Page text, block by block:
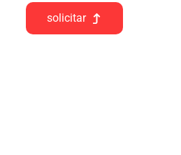
solicitar